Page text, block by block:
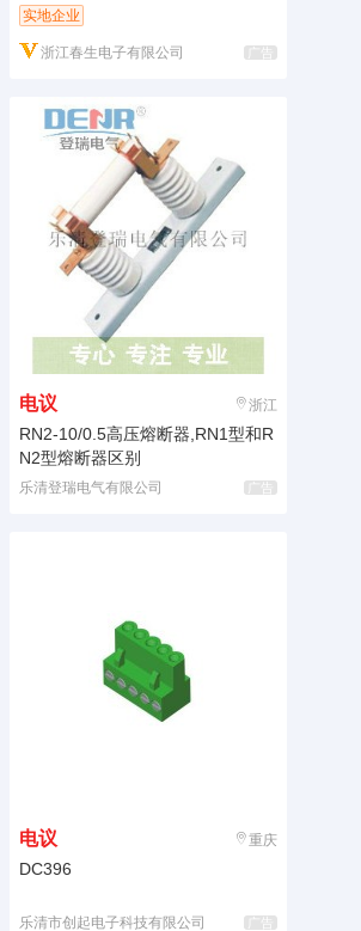
实地企业
浙江春生电子有限公司 广告
电议 浙江
RN2-10/0.5高压熔断器,RN1型和R
N2型熔断器区别
乐清登瑞电气有限公司 广告
电议 重庆
DC396
乐清市创起电子科技有限公司 广告